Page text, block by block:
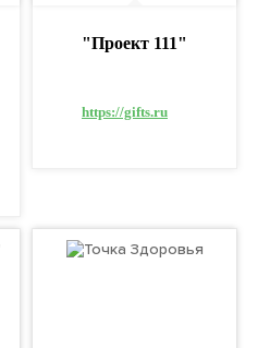
"Проект 111"
https://gifts.ru